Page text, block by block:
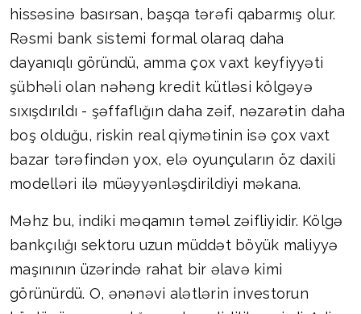
hissəsinə basırsan, başqa tərəfi qabarmış olur.
Rəsmi bank sistemi formal olaraq daha
dayanıqlı göründü, amma çox vaxt keyfiyyəti
şübhəli olan nəhəng kredit kütləsi kölgəyə
sıxışdırıldı - şəffaflığın daha zəif, nəzarətin daha
boş olduğu, riskin real qiymətinin isə çox vaxt
bazar tərəfindən yox, elə oyunçuların öz daxili
modelləri ilə müəyyənləşdirildiyi məkana.
Məhz bu, indiki məqamın təməl zəifliyidir. Kölgə
bankçılığı sektoru uzun müddət böyük maliyyə
maşınının üzərində rahat bir əlavə kimi
görünürdü. O, ənənəvi alətlərin investorun